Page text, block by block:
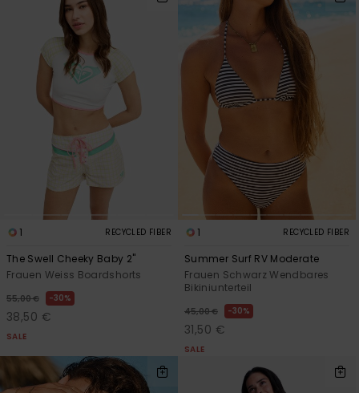
1 RECYCLED FIBER
The Swell Cheeky Baby 2"
Frauen Weiss Boardshorts
55,00 € 30%
38,50 €
SALE
1 RECYCLED FIBER
Summer Surf RV Moderate
Frauen Schwarz Wendbares
Bikiniunterteil
45,00 € 30%
31,50 €
SALE